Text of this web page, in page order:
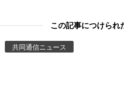
Images
People
この記事につけられ
共同通信ニュース